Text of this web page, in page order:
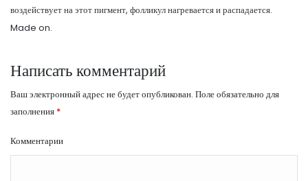
воздействует на этот пигмент, фолликул нагревается и распадается.
Made on.
Написать комментарий
Ваш электронный адрес не будет опубликован. Поле обязательно для
заполнения *
Комментарии